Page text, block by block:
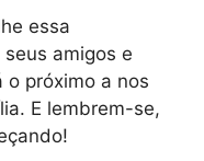
essa
amigos e
o próximo a nos
E lembrem-se,